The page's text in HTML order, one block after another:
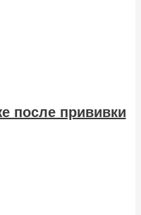
после прививки